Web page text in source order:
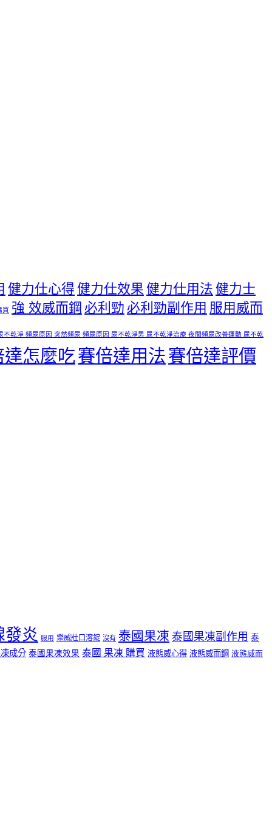
健力仕心得 健力仕效果 健力仕用法 健力士
買 強 效威而鋼 必利勁 必利勁副作用 服用威而
乾淨 頻尿原因 突然頻尿 頻尿原因 尿不乾淨男 尿不乾淨治療 夜間頻尿改善運動 尿不乾
達怎麼吃賽倍達用法賽倍達評價
發炎 服用 樂威壯口溶錠 沒有 泰國果凍 泰國果凍副作用 泰
成分 泰國果凍效果 泰國 果凍 購買 液態威心得 液態威而鋼 液態威而